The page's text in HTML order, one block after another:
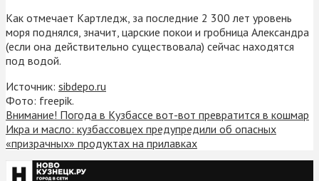
Как отмечает Картледж, за последние 2 300 лет уровень
моря поднялся, значит, царские покои и гробница Александра
(если она действительно существовала) сейчас находятся
под водой.
Источник: sibdepo.ru
Фото: freepik.
Внимание! Погода в Кузбассе вот-вот превратится в кошмар
Икра и масло: кузбассовцех предупредили об опасных
«призрачных» продуктах на прилавках